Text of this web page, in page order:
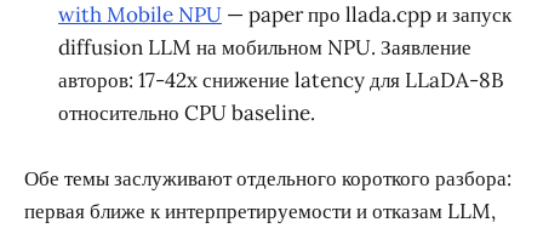
with Mobile NPU — paper про llada.cpp и запуск
diffusion LLM на мобильном NPU. Заявление
авторов: 17-42x снижение latency для LLaDA-8B
относительно CPU baseline.
Обе темы заслуживают отдельного короткого разбора:
первая ближе к интерпретируемости и отказам LLM,